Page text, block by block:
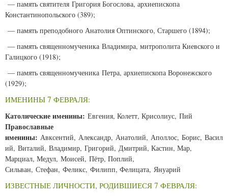
— память святителя Григория Богослова, архиепископа
Константинопольского (389);
— память преподобного Анатолия Оптинского, Старшего (1894);
— память священномученика Владимира, митрополита Киевского и
Галицкого (1918);
— память священномученика Петра, архиепископа Воронежского
(1929);
ИМЕНИНЫ 7 ФЕВРАЛЯ:
Католические именины: Евгения, Колетт, Крисолиус, Пий
Православные
именины: Авксентий, Александр, Анатолий, Аполлос, Борис, Васил
ий, Виталий, Владимир, Григорий, Дмитрий, Кастин, Мар,
Марциал, Медул, Моисей, Пётр, Поплий,
Сильван, Стефан, Феликс, Филипп, Фелицата, Януарий
ИЗВЕСТНЫЕ ЛИЧНОСТИ, РОДИВШИЕСЯ 7 ФЕВРАЛЯ: